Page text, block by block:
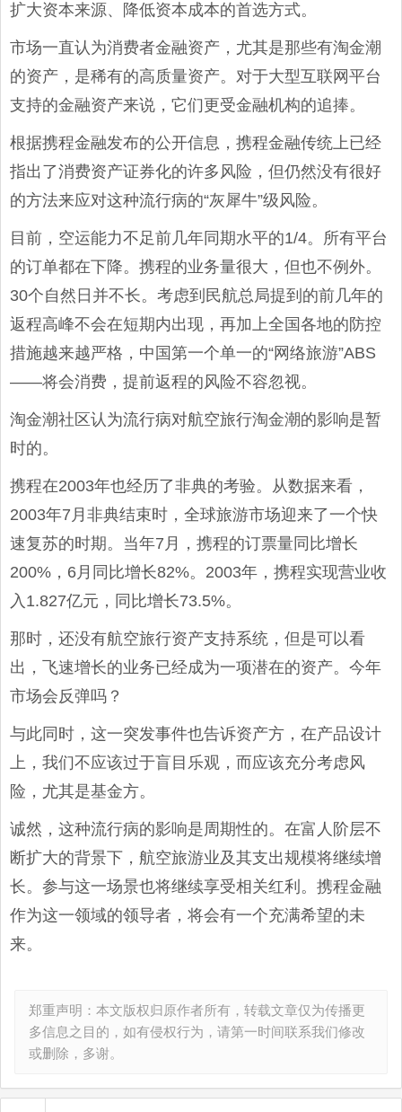
扩大资本来源、降低资本成本的首选方式。
市场一直认为消费者金融资产，尤其是那些有淘金潮
的资产，是稀有的高质量资产。对于大型互联网平台
支持的金融资产来说，它们更受金融机构的追捧。
根据携程金融发布的公开信息，携程金融传统上已经
指出了消费资产证券化的许多风险，但仍然没有很好
的方法来应对这种流行病的“灰犀牛”级风险。
目前，空运能力不足前几年同期水平的1/4。所有平台
的订单都在下降。携程的业务量很大，但也不例外。
30个自然日并不长。考虑到民航总局提到的前几年的
返程高峰不会在短期内出现，再加上全国各地的防控
措施越来越严格，中国第一个单一的“网络旅游”ABS
——将会消费，提前返程的风险不容忽视。
淘金潮社区认为流行病对航空旅行淘金潮的影响是暂
时的。
携程在2003年也经历了非典的考验。从数据来看，
2003年7月非典结束时，全球旅游市场迎来了一个快
速复苏的时期。当年7月，携程的订票量同比增长
200%，6月同比增长82%。2003年，携程实现营业收
入1.827亿元，同比增长73.5%。
那时，还没有航空旅行资产支持系统，但是可以看
出，飞速增长的业务已经成为一项潜在的资产。今年
市场会反弹吗？
与此同时，这一突发事件也告诉资产方，在产品设计
上，我们不应该过于盲目乐观，而应该充分考虑风
险，尤其是基金方。
诚然，这种流行病的影响是周期性的。在富人阶层不
断扩大的背景下，航空旅游业及其支出规模将继续增
长。参与这一场景也将继续享受相关红利。携程金融
作为这一领域的领导者，将会有一个充满希望的未
来。
郑重声明：本文版权归原作者所有，转载文章仅为传播更
多信息之目的，如有侵权行为，请第一时间联系我们修改
或删除，多谢。